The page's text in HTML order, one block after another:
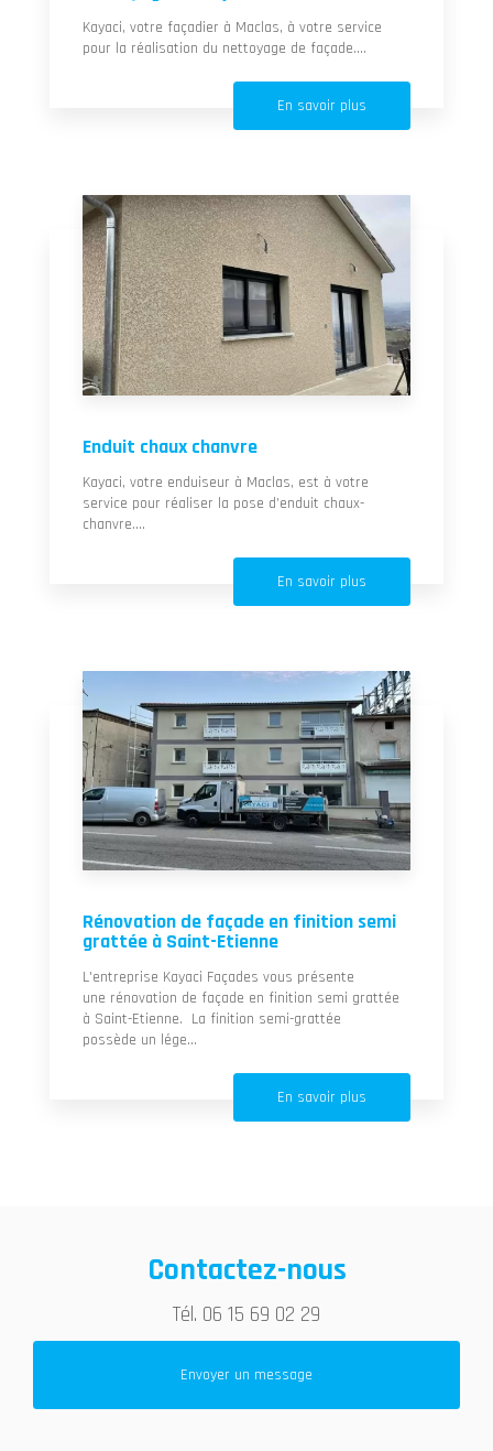
Kayaci, votre façadier à Maclas, à votre service
pour la réalisation du nettoyage de façade....
En savoir plus
Enduit chaux chanvre
Kayaci, votre enduiseur à Maclas, est à votre
service pour réaliser la pose d’enduit chaux-
chanvre....
En savoir plus
Rénovation de façade en finition semi
grattée à Saint-Etienne
L'entreprise Kayaci Façades vous présente
une rénovation de façade en finition semi grattée
à Saint-Etienne. La finition semi-grattée
possède un lége...
En savoir plus
Contactez-nous
Tél. 06 15 69 02 29
Envoyer un message